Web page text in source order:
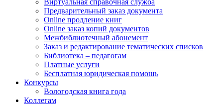
Виртуальная справочная служба
Предварительный заказ документа
Online продление книг
Online заказ копий документов
Межбиблиотечный абонемент
Заказ и редактирование тематических списков
Библиотека – педагогам
Платные услуги
Бесплатная юридическая помощь
Конкурсы
Вологодская книга года
Коллегам